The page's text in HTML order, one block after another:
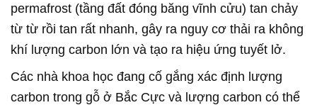
permafrost (tầng đất đóng băng vĩnh cửu) tan chảy
từ từ rồi tan rất nhanh, gây ra nguy cơ thải ra không
khí lượng carbon lớn và tạo ra hiệu ứng tuyết lở.
Các nhà khoa học đang cố gắng xác định lượng
carbon trong gỗ ở Bắc Cực và lượng carbon có thể